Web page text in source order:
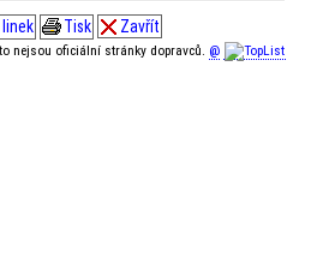
Tisk Zavřít
nejsou oficiální stránky dopravců. @